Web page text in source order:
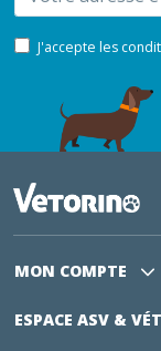
J'accepte les
MON COMPTE
ESPACE ASV &